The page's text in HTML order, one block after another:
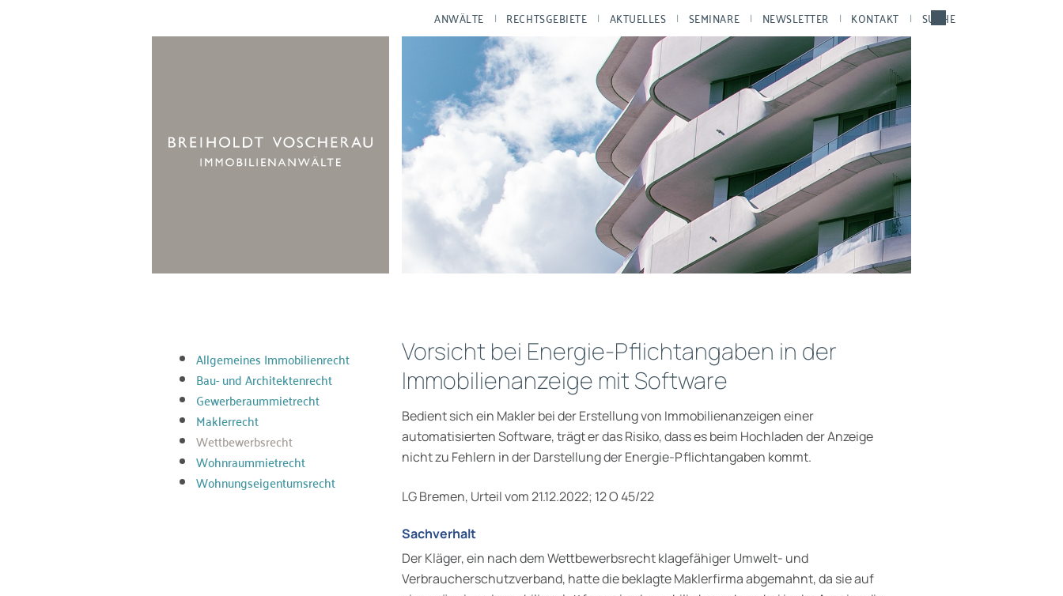
ANWÄLTE RECHTSGEBIETE AKTUELLES SEMINARE NEWSLETTER KONTAKT SUCHE
Allgemeines Immobilienrecht
Bau- und Architektenrecht
Gewerberaummietrecht
Maklerrecht
Wettbewerbsrecht
Wohnraummietrecht
Wohnungseigentumsrecht
Vorsicht bei Energie-Pflichtangaben in der
Immobilienanzeige mit Software
Bedient sich ein Makler bei der Erstellung von Immobilienanzeigen einer
automatisierten Software, trägt er das Risiko, dass es beim Hochladen der Anzeige
nicht zu Fehlern in der Darstellung der Energie-Pflichtangaben kommt.
LG Bremen, Urteil vom 21.12.2022; 12 O 45/22
Sachverhalt
Der Kläger, ein nach dem Wettbewerbsrecht klagefähiger Umwelt- und
Verbraucherschutzverband, hatte die beklagte Maklerfirma abgemahnt, da sie auf